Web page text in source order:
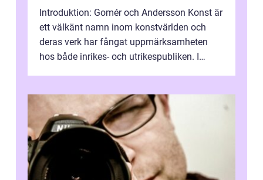
Introduktion: Gomér och Andersson Konst är
ett välkänt namn inom konstvärlden och
deras verk har fångat uppmärksamheten
hos både inrikes- och utrikespubliken. I